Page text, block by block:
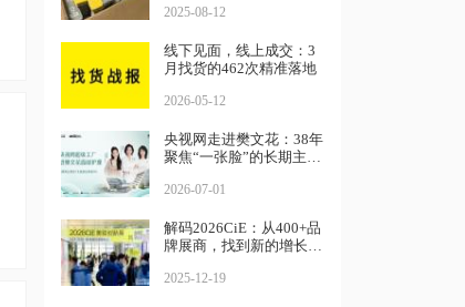
2025-08-12
线下见面，线上成交：3
月找货的462次精准落地
2026-05-12
央视网走进樊文花：38年
聚焦“一张脸”的长期主义
2026-07-01
解码2026CiE：从400+品
牌展商，找到新的增长路
2025-12-19